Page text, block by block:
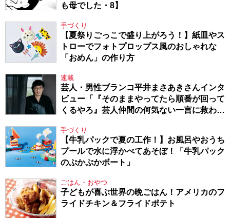
も母でした・8】
手づくり
【夏祭りごっこで盛り上がろう！】紙皿やス
トローでフォトプロップス風のおしゃれな
「おめん」の作り方
連載
芸人・男性ブランコ平井まさあきさんインタ
ビュー「『そのままやってたら順番が回って
くるやろ』芸人仲間の何気ない一言に救われ
手づくり
【牛乳パックで夏の工作！】お風呂やおうち
プールで水に浮かべてあそぼ！「牛乳パック
のぷかぷかボート」
ごはん・おやつ
子どもが喜ぶ世界の晩ごはん！アメリカのフ
ライドチキン＆フライドポテト